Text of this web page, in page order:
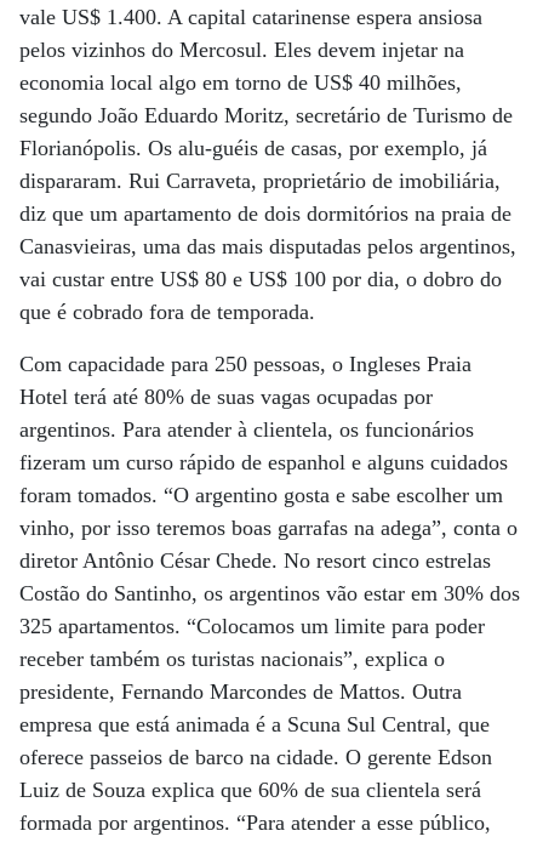
vale US$ 1.400. A capital catarinense espera ansiosa
pelos vizinhos do Mercosul. Eles devem injetar na
economia local algo em torno de US$ 40 milhões,
segundo João Eduardo Moritz, secretário de Turismo de
Florianópolis. Os alu-guéis de casas, por exemplo, já
dispararam. Rui Carraveta, proprietário de imobiliária,
diz que um apartamento de dois dormitórios na praia de
Canasvieiras, uma das mais disputadas pelos argentinos,
vai custar entre US$ 80 e US$ 100 por dia, o dobro do
que é cobrado fora de temporada.
Com capacidade para 250 pessoas, o Ingleses Praia
Hotel terá até 80% de suas vagas ocupadas por
argentinos. Para atender à clientela, os funcionários
fizeram um curso rápido de espanhol e alguns cuidados
foram tomados. “O argentino gosta e sabe escolher um
vinho, por isso teremos boas garrafas na adega”, conta o
diretor Antônio César Chede. No resort cinco estrelas
Costão do Santinho, os argentinos vão estar em 30% dos
325 apartamentos. “Colocamos um limite para poder
receber também os turistas nacionais”, explica o
presidente, Fernando Marcondes de Mattos. Outra
empresa que está animada é a Scuna Sul Central, que
oferece passeios de barco na cidade. O gerente Edson
Luiz de Souza explica que 60% de sua clientela será
formada por argentinos. “Para atender a esse público,